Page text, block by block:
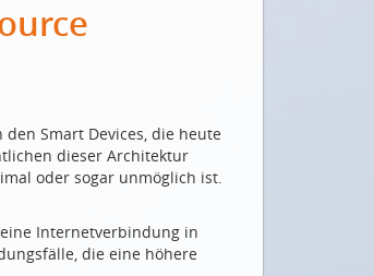
Smart Devices, die heute
dieser Architektur
oder sogar unmöglich ist.
Internetverbindung in
die eine höhere